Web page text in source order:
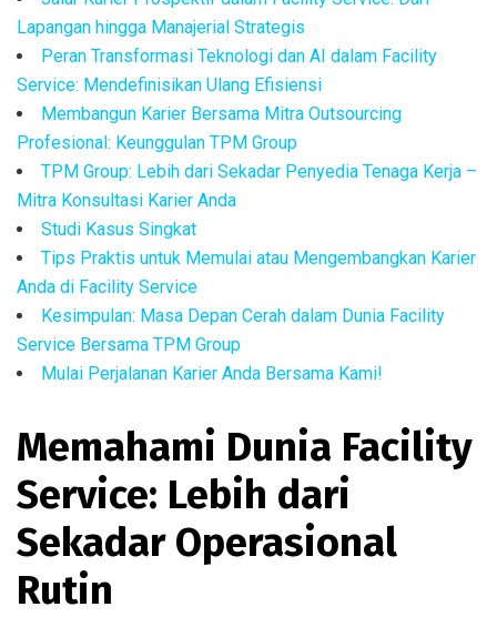
Lapangan hingga Manajerial Strategis
Peran Transformasi Teknologi dan AI dalam Facility
Service: Mendefinisikan Ulang Efisiensi
Membangun Karier Bersama Mitra Outsourcing
Profesional: Keunggulan TPM Group
TPM Group: Lebih dari Sekadar Penyedia Tenaga Kerja –
Mitra Konsultasi Karier Anda
Studi Kasus Singkat
Tips Praktis untuk Memulai atau Mengembangkan Karier
Anda di Facility Service
Kesimpulan: Masa Depan Cerah dalam Dunia Facility
Service Bersama TPM Group
Mulai Perjalanan Karier Anda Bersama Kami!
Memahami Dunia Facility
Service: Lebih dari
Sekadar Operasional
Rutin